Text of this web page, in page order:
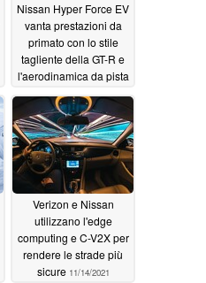
Nissan Hyper Force EV
vanta prestazioni da
primato con lo stile
tagliente della GT-R e
l'aerodinamica da pista
10/26/2023
Verizon e Nissan
utilizzano l'edge
computing e C-V2X per
rendere le strade più
sicure 11/14/2021